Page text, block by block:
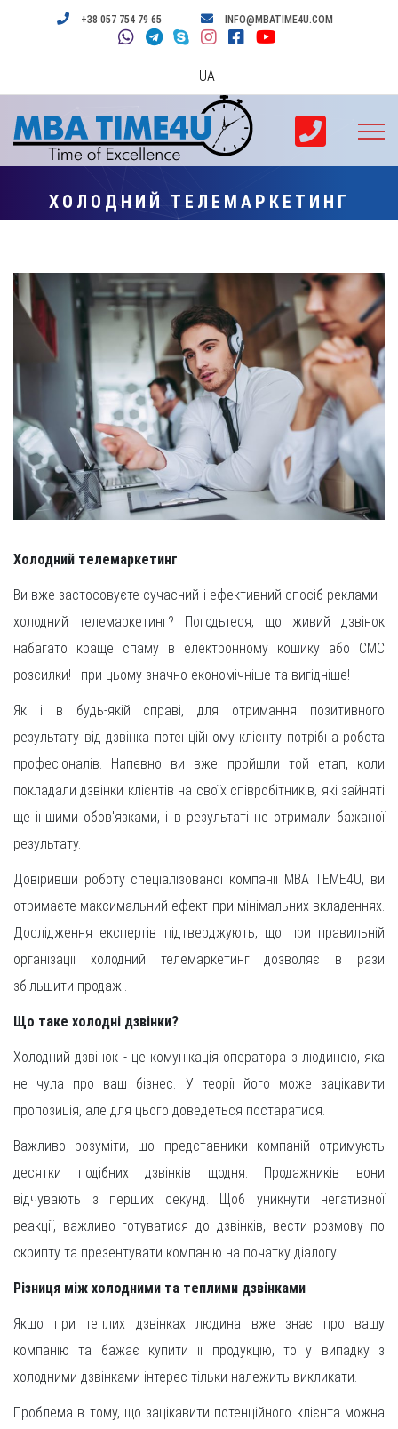
+38 057 754 79 65 INFO@MBATIME4U.COM
UA
ХОЛОДНИЙ ТЕЛЕМАРКЕТИНГ
Холодний телемаркетинг
Ви вже застосовуєте сучасний і ефективний спосіб реклами -
холодний телемаркетинг? Погодьтеся, що живий дзвінок
набагато краще спаму в електронному кошику або СМС
розсилки! І при цьому значно економічніше та вигідніше!
Як і в будь-якій справі, для отримання позитивного
результату від дзвінка потенційному клієнту потрібна робота
професіоналів. Напевно ви вже пройшли той етап, коли
покладали дзвінки клієнтів на своїх співробітників, які зайняті
ще іншими обов'язками, і в результаті не отримали бажаної
результату.
Довіривши роботу спеціалізованої компанії MBA TEME4U, ви
отримаєте максимальний ефект при мінімальних вкладеннях.
Дослідження експертів підтверджують, що при правильній
організації холодний телемаркетинг дозволяє в рази
збільшити продажі.
Що таке холодні дзвінки?
Холодний дзвінок - це комунікація оператора з людиною, яка
не чула про ваш бізнес. У теорії його може зацікавити
пропозиція, але для цього доведеться постаратися.
Важливо розуміти, що представники компаній отримують
десятки подібних дзвінків щодня. Продажників вони
відчувають з перших секунд. Щоб уникнути негативної
реакції, важливо готуватися до дзвінків, вести розмову по
скрипту та презентувати компанію на початку діалогу.
Різниця між холодними та теплими дзвінками
Якщо при теплих дзвінках людина вже знає про вашу
компанію та бажає купити її продукцію, то у випадку з
холодними дзвінками інтерес тільки належить викликати.
Проблема в тому, що зацікавити потенційного клієнта можна